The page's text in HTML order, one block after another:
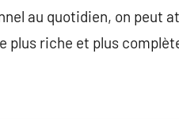
au quotidien, on peut
plus riche et plus